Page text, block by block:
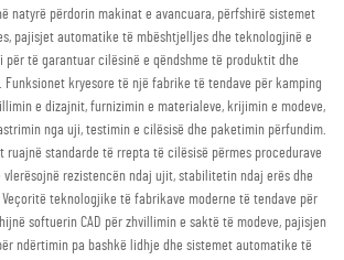
natyrë përdorin makinat e avancuara, përfshirë sistemet
pajisjet automatike të mbështjelljes dhe teknologjinë e
për të garantuar cilësinë e qëndshme të produktit dhe
kryesore të një fabrike të tendave për kamping
e dizajnit, furnizimin e materialeve, krijimin e modeve,
nga uji, testimin e cilësisë dhe paketimin përfundim.
ruajnë standarde të rrepta të cilësisë përmes procedurave
rezistencën ndaj ujit, stabilitetin ndaj erës dhe
teknologjike të fabrikave moderne të tendave për
softuerin CAD për zhvillimin e saktë të modeve, pajisjen
ndërtimin pa bashkë lidhje dhe sistemet automatike të